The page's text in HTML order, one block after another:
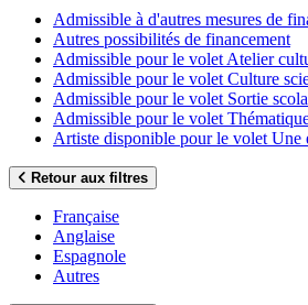
Admissible à d'autres mesures de
Autres possibilités de financement
Admissible pour le volet Atelier
Admissible pour le volet Culture
Admissible pour le volet Sortie
Admissible pour le volet
Artiste disponible pour le volet
Retour aux filtres
Française
Anglaise
Espagnole
Autres